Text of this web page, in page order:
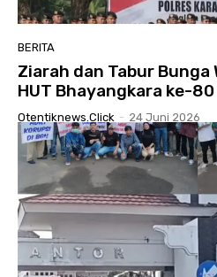
BERITA
Ziarah dan Tabur
HUT Bhayangkara ke-
Otentiknews.click - 24 Juni 2026